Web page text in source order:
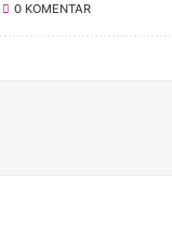
0 KOMENTAR